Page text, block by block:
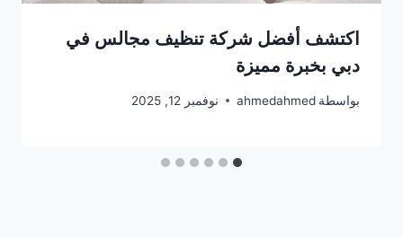
اكتشف أفضل شركة تنظيف مجالس في
دبي بخبرة مميزة
بواسطة ahmedahmed نوفمبر 12, 2025